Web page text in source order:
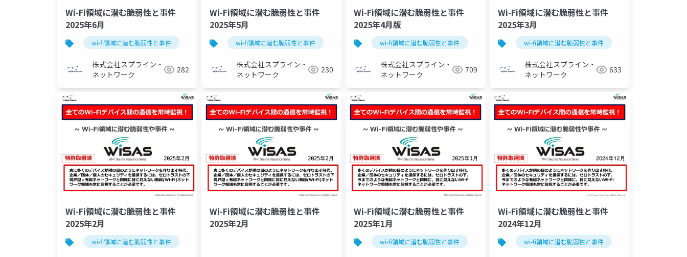
Wi-Fi領域に潜む脆弱性と事件
2025年6月
wi-fi領域に潜む脆弱性と事件 セキュリティ
株式会社スプライン・
ネットワーク
282
Wi-Fi領域に潜む脆弱性と事件
2025年5月
wi-fi領域に潜む脆弱性と事件 セキュリティ ゼロトラスト wisas 脆弱性
株式会社スプライン・
ネットワーク
230
Wi-Fi領域に潜む脆弱性と事件
2025年4月版
wi-fi領域に潜む脆弱性と事件
株式会社スプライン・
ネットワーク
709
Wi-Fi領域に潜む脆弱性と事件
2025年3月
wi-fi領域に潜む脆弱性と事件
株式会社スプライン・
ネットワーク
633
Wi-Fi領域に潜む脆弱性と事件
2025年2月
wi-fi領域に潜む脆弱性と事件
Wi-Fi領域に潜む脆弱性と事件
2025年2月
Wi-Fi領域に潜む脆弱性と事件
2025年1月
wi-fi領域に潜む脆弱性と事件
Wi-Fi領域に潜む脆弱性と事件
2024年12月
wi-fi領域に潜む脆弱性と事件